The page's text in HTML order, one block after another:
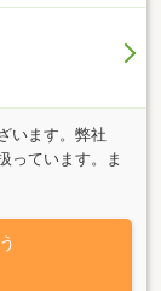
も多数在籍して
入居者様、その
お問い合わせ下
います。弊社
っています。ま
しています！良
にお客様に喜ん
をモットーに豊
しをお手伝いさ